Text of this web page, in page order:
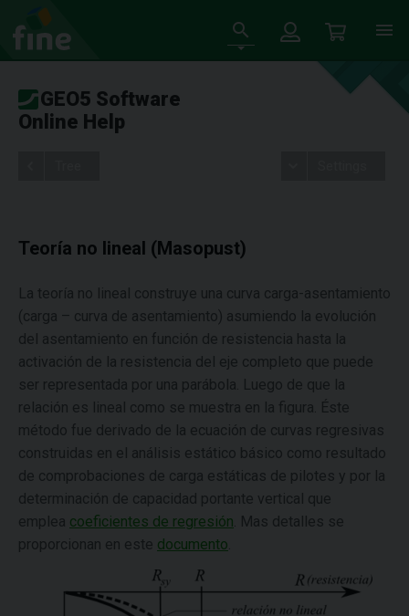
GEO5 Software
Online Help
Teoría no lineal (Masopust)
La teoría no lineal construye una curva carga-asentamiento
(carga – curva de asentamiento) asumiendo la evolución
del asentamiento en función de resistencia hasta la
activación de la resistencia del eje completo que puede
ser representada por una parábola. Luego de que la
relación es lineal como se muestra en la figura. Éste
método fue derivado de la ecuación de curvas regresivas
construidas en el análisis estático básico como resultado
de comprobaciones de carga estáticas de pilotes y por la
determinación de capacidad portante vertical que
emplea coeficientes de regresión . Mas detalles se
proporcionan en este documento